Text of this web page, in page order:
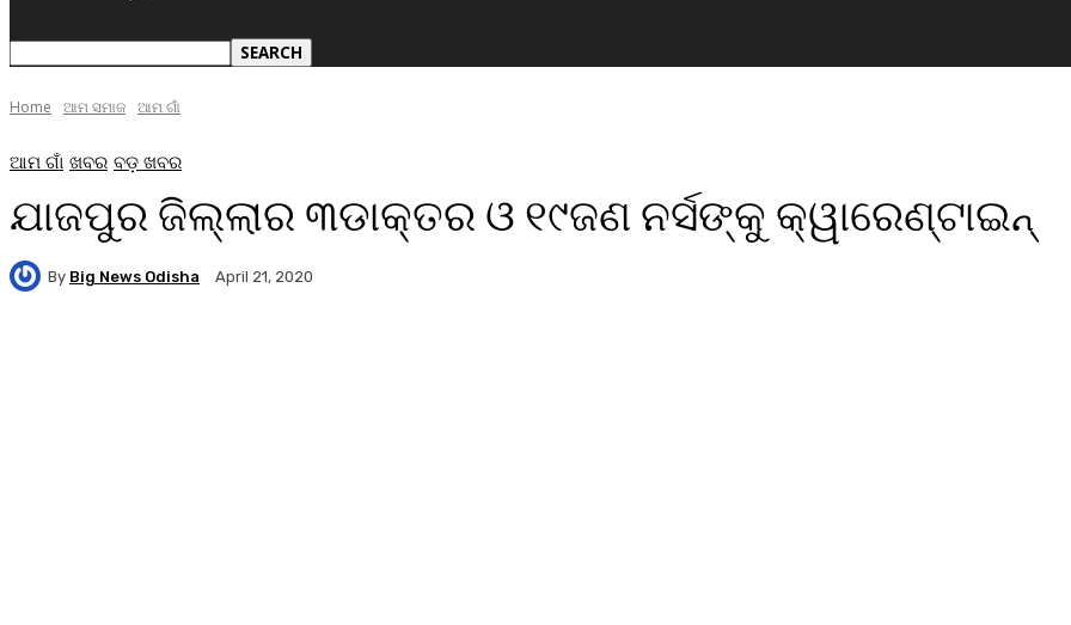
Home ଆମ ସମାଜ ଆମ ଗାଁ
ଆମ ଗାଁ ଖବର ବଡ଼ ଖବର
ଯାଜପୁର ଜିଲ୍ଲାର ୩ଡାକ୍ତର ଓ ୧୯ଜଣ ନର୍ସଙ୍କୁ କ୍ୱାରେଣ୍ଟାଇନ୍‌
By Big News Odisha April 21, 2020